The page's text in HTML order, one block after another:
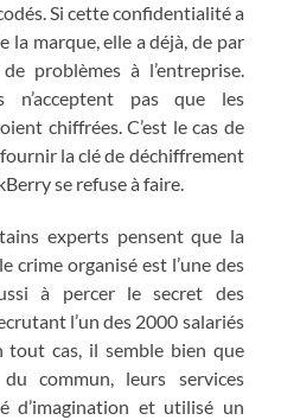
Si cette confidentialité a
la marque, elle a déjà, de par
problèmes à l’entreprise.
n’acceptent pas que les
chiffrées. C’est le cas de
la clé de déchiffrement
se refuse à faire.
experts pensent que la
crime organisé est l’une des
à percer le secret des
l’un des 2000 salariés
tout cas, il semble bien que
commun, leurs services
d’imagination et utilisé un